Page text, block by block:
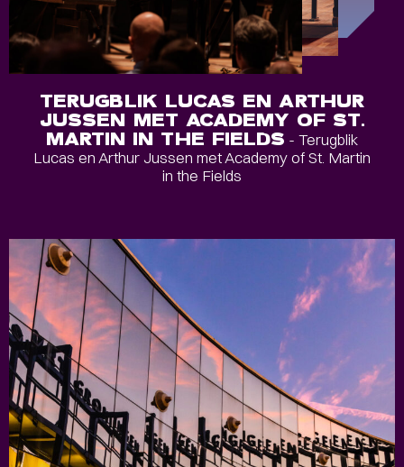
TERUGBLIK LUCAS EN ARTHUR
JUSSEN MET ACADEMY OF ST.
MARTIN IN THE FIELDS - Terugblik
Lucas en Arthur Jussen met Academy of St. Martin
in the Fields